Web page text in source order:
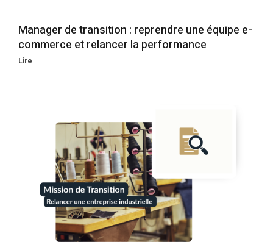
Manager de transition : reprendre une équipe e-
commerce et relancer la performance
Lire